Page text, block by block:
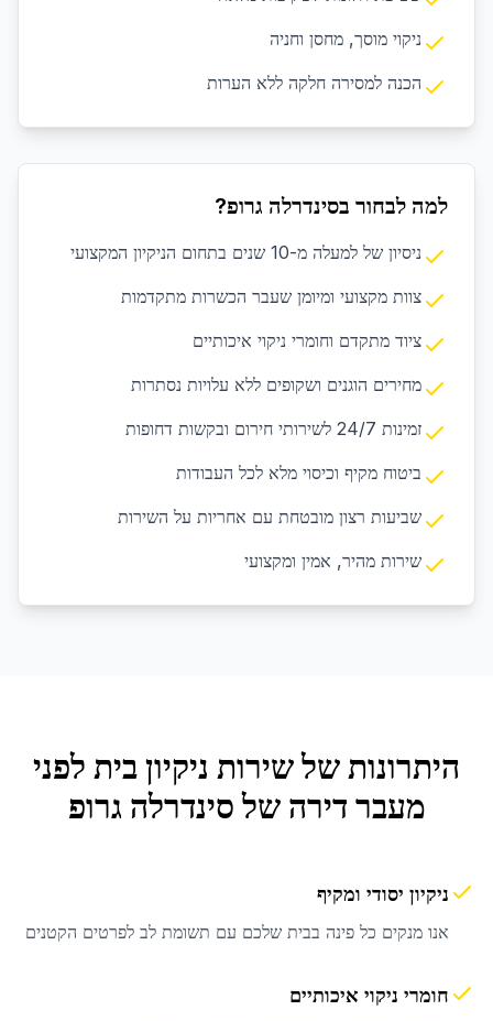
ניקוי מוסך, מחסן וחניה
הכנה למסירה חלקה ללא הערות
למה לבחור בסינדרלה גרופ?
ניסיון של למעלה מ-10 שנים בתחום הניקיון המקצועי
צוות מקצועי ומיומן שעבר הכשרות מתקדמות
ציוד מתקדם וחומרי ניקוי איכותיים
מחירים הוגנים ושקופים ללא עלויות נסתרות
זמינות 24/7 לשירותי חירום ובקשות דחופות
ביטוח מקיף וכיסוי מלא לכל העבודות
שביעות רצון מובטחת עם אחריות על השירות
שירות מהיר, אמין ומקצועי
היתרונות של שירות ניקיון בית לפני
מעבר דירה של סינדרלה גרופ
ניקיון יסודי ומקיף
אנו מנקים כל פינה בבית שלכם עם תשומת לב לפרטים הקטנים
חומרי ניקוי איכותיים